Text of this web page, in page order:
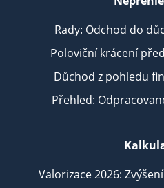
Rady: Odchod do
Poloviční krácení
Důchod z pohledu
Přehled:
Valorizace 2026: